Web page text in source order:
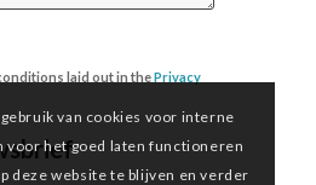
laid out in thePrivacy
van cookies voor interne
voor het goed laten functioneren
deze website te blijven en verder